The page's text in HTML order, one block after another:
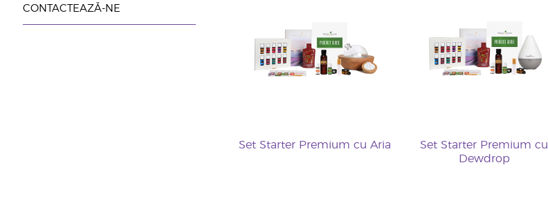
CONTACTEAZĂ-NE
Set Starter Premium cu Aria
Set Starter Premium cu
Dewdrop